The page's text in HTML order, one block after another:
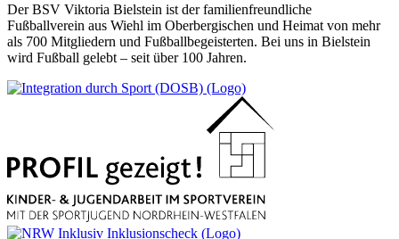
Der BSV Viktoria Bielstein ist der familienfreundliche
Fußballverein aus Wiehl im Oberbergischen und Heimat von mehr
als 700 Mitgliedern und Fußballbegeisterten. Bei uns in Bielstein
wird Fußball gelebt – seit über 100 Jahren.